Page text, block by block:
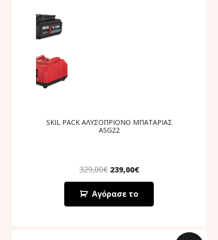
SKIL PACK ΑΛΥΣΟΠΡΙΟΝΟ ΜΠΑΤΑΡΙΑΣ
ASG22
329,00€ 239,00€
Αγόρασε το